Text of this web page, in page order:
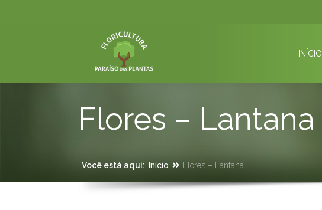
INÍCIO
Flores – Lantana
Você está aqui: Início Flores – Lantana